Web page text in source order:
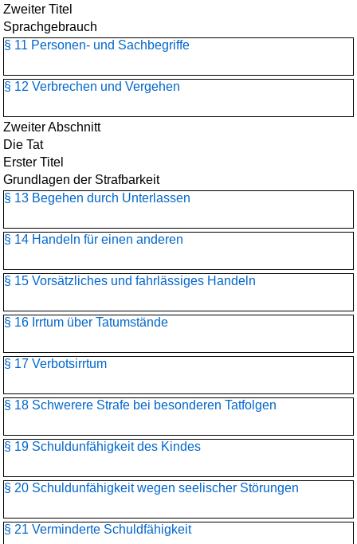
Zweiter Titel
Sprachgebrauch
§ 11 Personen- und Sachbegriffe
§ 12 Verbrechen und Vergehen
Zweiter Abschnitt
Die Tat
Erster Titel
Grundlagen der Strafbarkeit
§ 13 Begehen durch Unterlassen
§ 14 Handeln für einen anderen
§ 15 Vorsätzliches und fahrlässiges Handeln
§ 16 Irrtum über Tatumstände
§ 17 Verbotsirrtum
§ 18 Schwerere Strafe bei besonderen Tatfolgen
§ 19 Schuldunfähigkeit des Kindes
§ 20 Schuldunfähigkeit wegen seelischer Störungen
§ 21 Verminderte Schuldfähigkeit